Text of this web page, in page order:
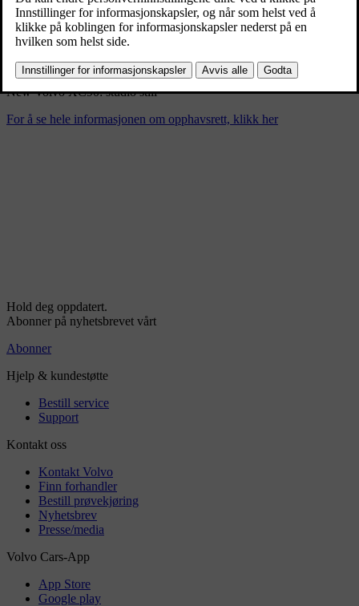
Bokmerke
Del
Last ned
New Volvo XC90: studio still
For å se hele informasjonen om opphavsrett, klikk her